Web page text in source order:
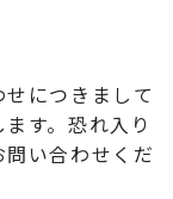
につきまして
す。恐れ入り
問い合わせくだ